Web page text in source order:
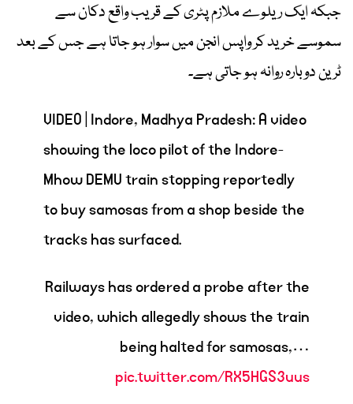
جبکہ ایک ریلوے ملازم پٹری کے قریب واقع دکان سے
سموسے خرید کر واپس انجن میں سوار ہو جاتا ہے جس کے بعد
ٹرین دوبارہ روانہ ہو جاتی ہے۔
VIDEO | Indore, Madhya Pradesh: A video
showing the loco pilot of the Indore-
Mhow DEMU train stopping reportedly
to buy samosas from a shop beside the
tracks has surfaced.
Railways has ordered a probe after the
video, which allegedly shows the train
being halted for samosas,…
pic.twitter.com/RX5HGS3uus